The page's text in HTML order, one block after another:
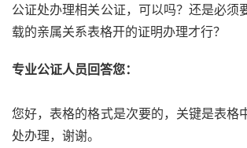
公证处办理相关公证，可以吗？还是必须
载的亲属关系表格开的证明办理才行？
专业公证人员回答您：
您好，表格的格式是次要的，关键是表格
处办理，谢谢。